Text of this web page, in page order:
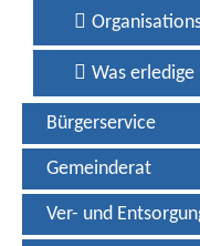
Was erledige
Bürgerservice
Gemeinderat
Ver- und